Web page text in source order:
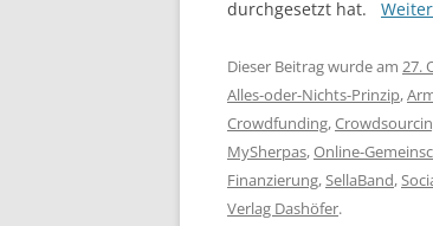
durchgesetzt hat.
Dieser Beitrag wurde am 27.
Alles-oder-Nichts-Prinzip,
Crowdfunding,
MySherpas,Online-
Finanzierung,SellaBand,
Verlag Dashöfer.